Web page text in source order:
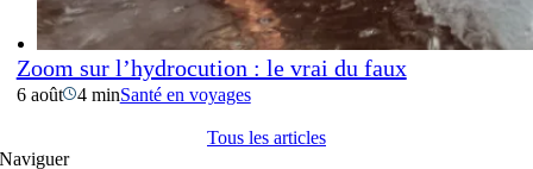
Zoom sur l’hydrocution : le vrai du faux
6 août 4 minSanté en voyages
Tous les articles
Naviguer